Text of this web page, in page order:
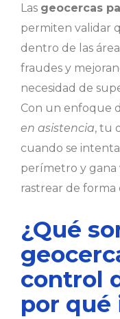
Las geocercas
permiten validar
dentro de las
fraudes y
necesidad de
Con un enfoque
en asistencia, tu
cuando se
perímetro y gana
rastrear de forma
¿Qué
control
por qué